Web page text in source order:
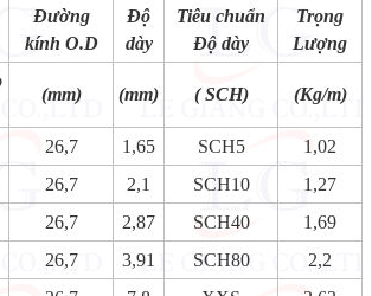
Đường
kính O.D
Độ
dày
Tiêu chuẩn
Độ dày
Trọng
Lượng
(mm) (mm) ( SCH) (Kg/m)
26,7 1,65 SCH5
1,02
26,7 2,1 SCH10
1,27
26,7 2,87 SCH40
1,69
26,7 3,91 SCH80
2,2